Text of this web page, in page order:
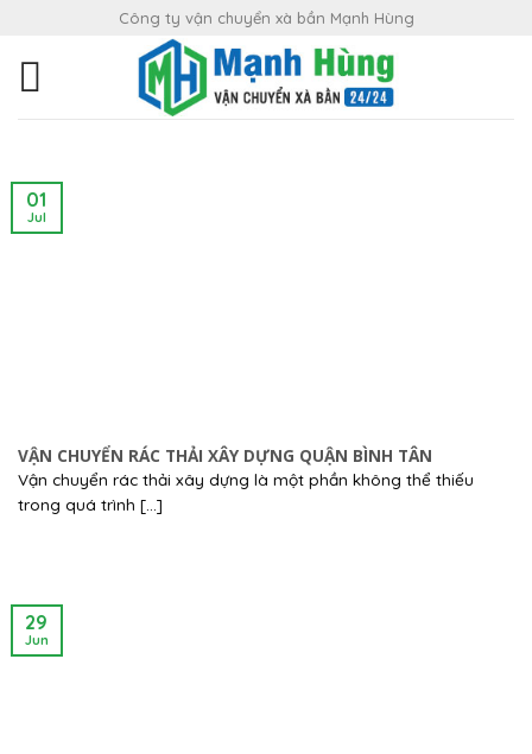
Công ty vận chuyển xà bần Mạnh Hùng
VẬN CHUYỂN RÁC THẢI XÂY DỰNG QUẬN BÌNH TÂN
Vận chuyển rác thải xây dựng là một phần không thể thiếu
trong quá trình [...]
01
Jul
29
Jun